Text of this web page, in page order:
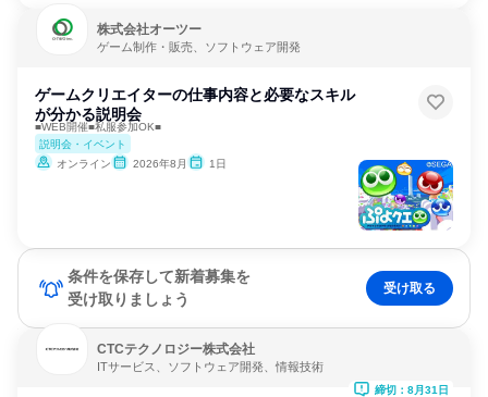
株式会社オーツー
ゲーム制作・販売、ソフトウェア開発
ゲームクリエイターの仕事内容と必要なスキル
が分かる説明会
■WEB開催■私服参加OK■
説明会・イベント
オンライン
2026年8月 1日
条件を保存して新着募集を
受け取りましょう
受け取る
CTCテクノロジー株式会社
ITサービス、ソフトウェア開発、情報技術
締切：8月31日